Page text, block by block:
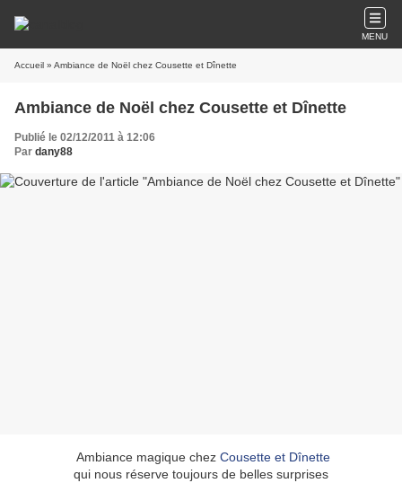
MENU
Accueil » Ambiance de Noël chez Cousette et Dînette
Ambiance de Noël chez Cousette et Dînette
Publié le 02/12/2011 à 12:06
Par dany88
Ambiance magique chez Cousette et Dînette
qui nous réserve toujours de belles surprises